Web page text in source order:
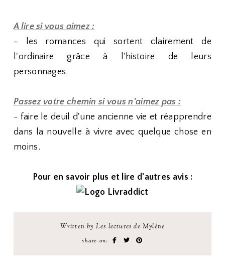
A lire si vous aimez :
- les romances qui sortent clairement de
l'ordinaire grâce à l'histoire de leurs
personnages.
Passez votre chemin si vous n'aimez pas :
- faire le deuil d'une ancienne vie et réapprendre
dans la nouvelle à vivre avec quelque chose en
moins.
Pour en savoir plus et lire d'autres avis :
Written by Les lectures de Mylène
share on: